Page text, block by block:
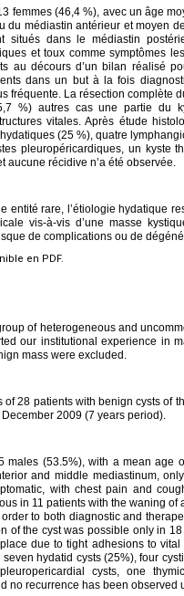
femmes (46,4 %), avec un âge
du médiastin antérieur et moyen
situés dans le médiastin
et toux comme symptômes
au décours d’un bilan réalisé
dans un but à la fois
fréquente. La résection complète
%) autres cas une partie du
vitales. Après étude
(25 %), quatre
pleuropéricardiques, un kyste
aucune récidive n’a été observée.
entité rare, l’étiologie hydatique
vis-à-vis d’une masse
de complications ou de
en PDF.
of heterogeneous and
our institutional experience in
mass were excluded.
28 patients with benign cysts of
2009 (7 years period).
males (53.5%), with a mean age
and middle mediastinum,
with chest pain and
in 11 patients with the waning
to both diagnostic and
of the cyst was possible only in
due to tight adhesions to vital
hydatid cysts (25%), four
cysts, one
no recurrence has been observed